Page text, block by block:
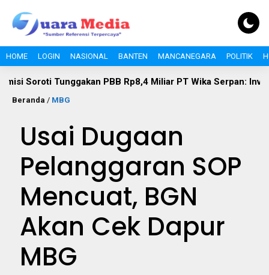
HOME LOGIN NASIONAL BANTEN MANCANEGARA POLITIK
Tunggakan PBB Rp8,4 Miliar PT Wika Serpan: Investor Besar
Beranda / MBG
Usai Dugaan
Pelanggaran SOP
Mencuat, BGN
Akan Cek Dapur
MBG